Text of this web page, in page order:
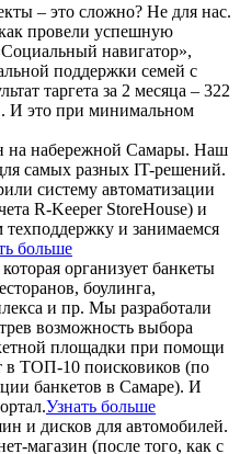
– это сложно? Не для нас.
провели успешную
навигатор»,
поддержки семей с
таргета за 2 месяца – 322
И это при минимальном
на набережной Самары. Наш
самых разных IT-решений.
систему автоматизации
R-Keeper StoreHouse) и
техподдержку и занимаемся
больше
организует банкеты
боулинга,
и пр. Мы разработали
возможность выбора
площадки при помощи
в ТОП-10 поисковиков (по
банкетов в Самаре). И
Узнать больше
и дисков для автомобилей.
магазин (после того, как с